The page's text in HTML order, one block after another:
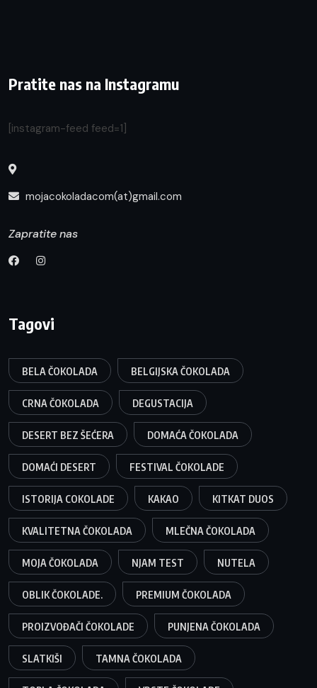
Pratite nas na Instagramu
[instagram-feed feed=1]
mojacokoladacom(at)gmail.com
Zapratite nas
Tagovi
BELA ČOKOLADA BELGIJSKA ČOKOLADA
CRNA ČOKOLADA DEGUSTACIJA
DESERT BEZ ŠEĆERA DOMAĆA ČOKOLADA
DOMAĆI DESERT FESTIVAL ČOKOLADE
ISTORIJA COKOLADE KAKAO KITKAT DUOS
KVALITETNA ČOKOLADA MLEČNA ČOKOLADA
MOJA ČOKOLADA NJAM TEST NUTELA
OBLIK ČOKOLADE. PREMIUM ČOKOLADA
PROIZVOĐAČI ČOKOLADE PUNJENA ČOKOLADA
SLATKIŠI TAMNA ČOKOLADA